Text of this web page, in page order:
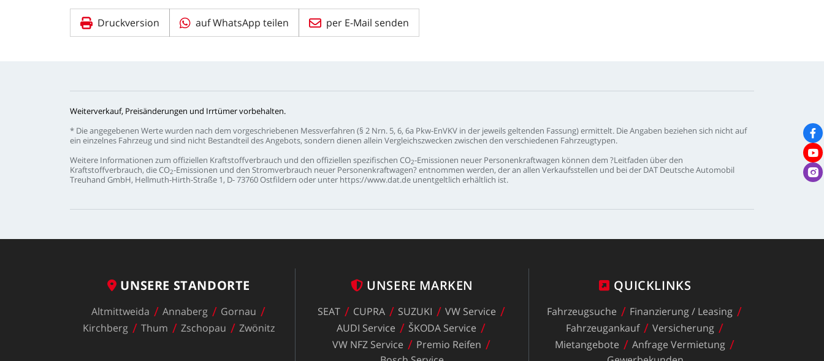
Druckversion auf WhatsApp teilen per E-Mail senden
Weiterverkauf, Preisänderungen und Irrtümervorbehalten.
* Dieangegebenen Wertewurden nach dem vorgeschriebenen Messverfahren (§ 2 Nrn. 5, 6, 6a Pkw-EnVKV in der jeweils geltenden Fassung)ermittelt. DieAngaben beziehen sich nichtauf
ein einzelnes Fahrzeug und sind nicht BestandteildesAngebots, sondern dienen allein Vergleichszwecken zwischen den verschiedenen Fahrzeugtypen.
Weitere Informationen zum offiziellen Kraftstoffverbrauch und den offiziellen spezifischen CO2-Emissionen neuer Personenkraftwagen können dem ?Leitfaden überden
Kraftstoffverbrauch, dieCO2-Emissionen und den Stromverbrauch neuer Personenkraftwagen? entnommen werden, deran allen Verkaufsstellen und beider DAT DeutscheAutomobil
Treuhand GmbH, Hellmuth-Hirth-Straße 1, D-73760Ostfildern oder unter https://www.dat.de unentgeltlich erhältlich ist.
UNSERE STANDORTE
Altmittweida Annaberg
Gornau
Kirchberg
Thum Zschopau Zwönitz
UNSERE MARKEN
SEAT CUPRA SUZUKI VW Service
AUDI Service ŠKODA Service
VW NFZ Service Premio Reifen
QUICKLINKS
Fahrzeugsuche Finanzierung/ Leasing
Fahrzeugankauf
Versicherung
Mietangebote
Anfrage Vermietung